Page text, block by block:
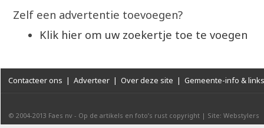
Zelf een advertentie toevoegen?
Klik hier om uw zoekertje toe te voegen
Contacteer ons | Adverteer | Over deze site | Gemeente-info & links
© 2004-2013 Faes nv - Op de artikels en foto’s rust copyright | Site: Webstylers